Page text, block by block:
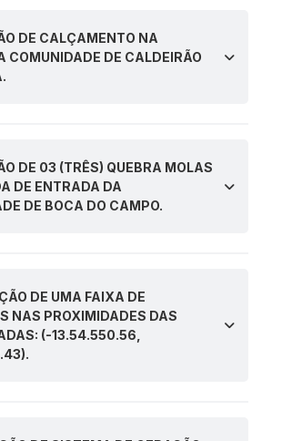
DE CALÇAMENTO NA
COMUNIDADE DE CALDEIRÃO
DE 03 (TRÊS) QUEBRA MOLAS
DE ENTRADA DA
DE BOCA DO CAMPO.
DE UMA FAIXA DE
NAS PROXIMIDADES DAS
(-13.54.550.56,